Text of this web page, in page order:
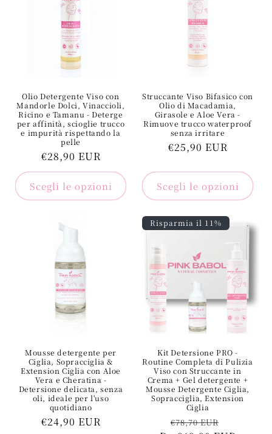
Olio Detergente Viso con
Mandorle Dolci, Vinaccioli,
Ricino e Tamanu - Deterge
per affinità, scioglie trucco
e impurità rispettando la
pelle
Prezzo
regolare
€28,90 EUR
Scegli le opzioni
Struccante Viso Bifasico con
Olio di Macadamia,
Girasole e Aloe Vera -
Rimuove trucco waterproof
senza irritare
Prezzo
€25,90 EUR
Scegli le opzioni
Mousse detergente per
Ciglia, Sopracciglia &
Extension Ciglia con Aloe
Vera e Cheratina -
Detersione delicata, senza
oli, ideale per l'uso
quotidiano
Prezzo
€24,90 EUR
Risparmia il 11%
Kit Detersione PRO -
Routine Completa di Pulizia
Viso con Struccante in
Crema + Gel detergente +
Mousse Detergente Ciglia,
Sopracciglia, Extension
Ciglia
Prezzo
€78,70 EUR